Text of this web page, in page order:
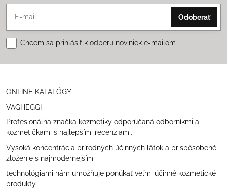
Odoberať
Chcem sa prihlásiť k odberu noviniek e-mailom
ONLINE KATALÓGY
VAGHEGGI
Profesionálna značka kozmetiky odporúčaná odborníkmi a
kozmetičkami s najlepšími recenziami.
Vysoká koncentrácia prírodných účinných látok a prispôsobené
zloženie s najmodernejšími
technológiami nám umožňuje ponúkať veľmi účinné kozmetické
produkty